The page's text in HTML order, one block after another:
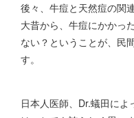
後々、牛痘と天然痘の関
大昔から、牛痘にかかっ
ない？ということが、民
す。
日本人医師、Dr.蟻田に